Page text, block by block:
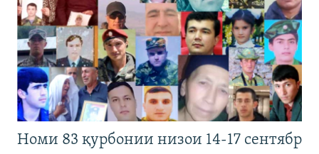
Номи 83 қурбонии низои 14-17 сентябр